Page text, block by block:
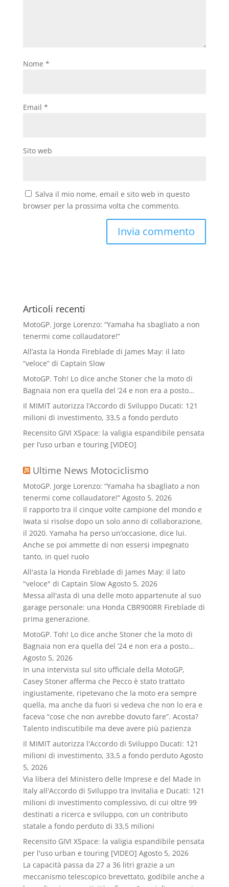
Nome *
Email *
Sito web
Salva il mio nome, email e sito web in questo
browser per la prossima volta che commento.
Articoli recenti
MotoGP. Jorge Lorenzo: “Yamaha ha sbagliato a non
tenermi come collaudatore!”
All’asta la Honda Fireblade di James May: il lato
“veloce” di Captain Slow
MotoGP. Toh! Lo dice anche Stoner che la moto di
Bagnaia non era quella del ’24 e non era a posto…
Il MIMIT autorizza l’Accordo di Sviluppo Ducati: 121
milioni di investimento, 33,5 a fondo perduto
Recensito GIVI XSpace: la valigia espandibile pensata
per l’uso urban e touring [VIDEO]
Ultime News Motociclismo
MotoGP. Jorge Lorenzo: “Yamaha ha sbagliato a non
tenermi come collaudatore!” Agosto 5, 2026
Il rapporto tra il cinque volte campione del mondo e
Iwata si risolse dopo un solo anno di collaborazione,
il 2020. Yamaha ha perso un’occasione, dice lui.
Anche se poi ammette di non essersi impegnato
tanto, in quel ruolo
All'asta la Honda Fireblade di James May: il lato
"veloce" di Captain Slow Agosto 5, 2026
Messa all'asta di una delle moto appartenute al suo
garage personale: una Honda CBR900RR Fireblade di
prima generazione.
MotoGP. Toh! Lo dice anche Stoner che la moto di
Bagnaia non era quella del ’24 e non era a posto…
Agosto 5, 2026
In una intervista sul sito ufficiale della MotoGP,
Casey Stoner afferma che Pecco è stato trattato
ingiustamente, ripetevano che la moto era sempre
quella, ma anche da fuori si vedeva che non lo era e
faceva “cose che non avrebbe dovuto fare”. Acosta?
Talento indiscutibile ma deve avere più pazienza
Il MIMIT autorizza l'Accordo di Sviluppo Ducati: 121
milioni di investimento, 33,5 a fondo perduto Agosto
5, 2026
Via libera del Ministero delle Imprese e del Made in
Italy all'Accordo di Sviluppo tra Invitalia e Ducati: 121
milioni di investimento complessivo, di cui oltre 99
destinati a ricerca e sviluppo, con un contributo
statale a fondo perduto di 33,5 milioni
Recensito GIVI XSpace: la valigia espandibile pensata
per l'uso urban e touring [VIDEO] Agosto 5, 2026
La capacità passa da 27 a 36 litri grazie a un
meccanismo telescopico brevettato, godibile anche a